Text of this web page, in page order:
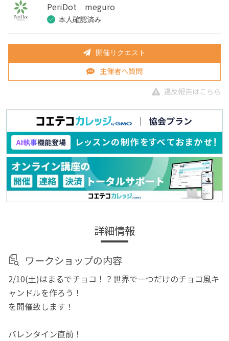
PeriDot meguro
本人確認済み
開催リクエスト
主催者へ質問
違反報告はこちら
詳細情報
ワークショップの内容
2/10(土)はまるでチョコ！？世界で一つだけのチョコ風キ
ャンドルを作ろう！
を開催致します！
バレンタイン直前！